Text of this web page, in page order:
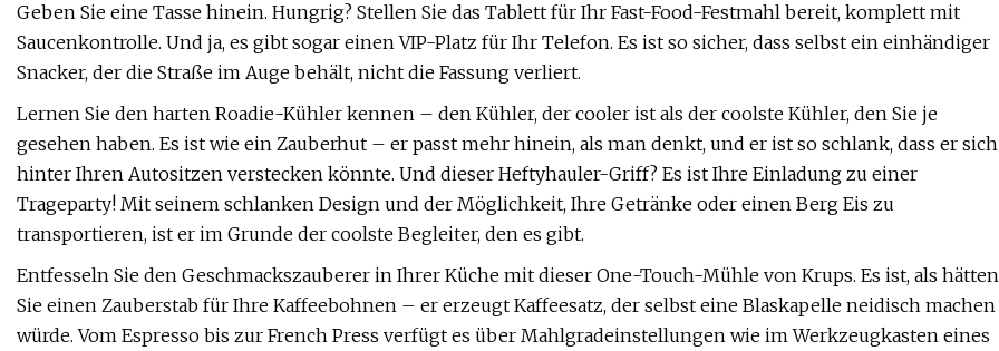
Geben Sie eine Tasse hinein. Hungrig? Stellen Sie das Tablett für Ihr Fast-Food-Festmahl bereit, komplett mit
Saucenkontrolle. Und ja, es gibt sogar einen VIP-Platz für Ihr Telefon. Es ist so sicher, dass selbst ein einhändiger
Snacker, der die Straße im Auge behält, nicht die Fassung verliert.
Lernen Sie den harten Roadie-Kühler kennen – den Kühler, der cooler ist als der coolste Kühler, den Sie je
gesehen haben. Es ist wie ein Zauberhut – er passt mehr hinein, als man denkt, und er ist so schlank, dass er sich
hinter Ihren Autositzen verstecken könnte. Und dieser Heftyhauler-Griff? Es ist Ihre Einladung zu einer
Trageparty! Mit seinem schlanken Design und der Möglichkeit, Ihre Getränke oder einen Berg Eis zu
transportieren, ist er im Grunde der coolste Begleiter, den es gibt.
Entfesseln Sie den Geschmackszauberer in Ihrer Küche mit dieser One-Touch-Mühle von Krups. Es ist, als hätten
Sie einen Zauberstab für Ihre Kaffeebohnen – er erzeugt Kaffeesatz, der selbst eine Blaskapelle neidisch machen
würde. Vom Espresso bis zur French Press verfügt es über Mahlgradeinstellungen wie im Werkzeugkasten eines